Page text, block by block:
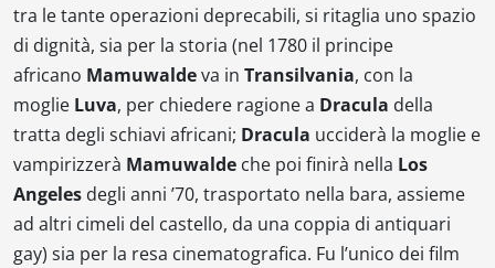
tra le tante operazioni deprecabili, si ritaglia uno spazio
di dignità, sia per la storia (nel 1780 il principe
africano Mamuwaldeva in Transilvania, con la
moglie Luva, per chiedere ragione a Dracula della
tratta degli schiavi africani; Dracula ucciderà la moglie e
vampirizzerà Mamuwalde che poi finirà nella Los
Angeles degli anni ’70, trasportato nella bara, assieme
ad altri cimeli del castello, da una coppia di antiquari
gay) sia per la resa cinematografica. Fu l’unico dei film